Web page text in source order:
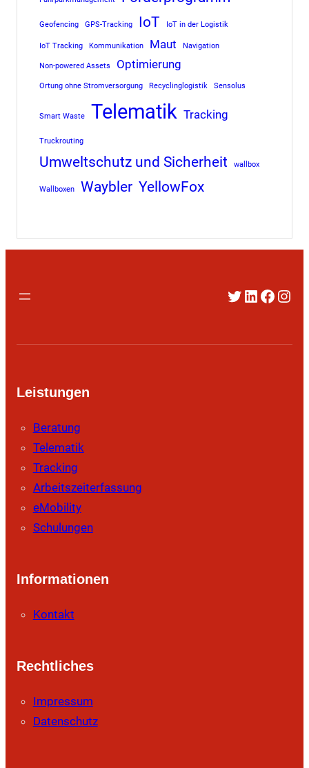
Geofencing GPS-Tracking IoT IoT in der Logistik
IoT Tracking Kommunikation Maut Navigation
Non-powered Assets Optimierung
Ortung ohne Stromversorgung Recyclinglogistik Sensolus
Smart Waste Telematik Tracking
Truckrouting
Umweltschutz und Sicherheit wallbox
Wallboxen Waybler YellowFox
Twitter
LinkedIn
Leistungen
Beratung
Telematik
Tracking
Arbeitszeiterfassung
eMobility
Schulungen
Informationen
Kontakt
Rechtliches
Impressum
Datenschutz